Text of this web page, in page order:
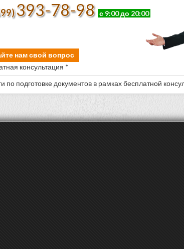
393-78-98 с 9:00 до 20:00
нам свой вопрос
консультация *
по подготовке документов в рамках бесплатной